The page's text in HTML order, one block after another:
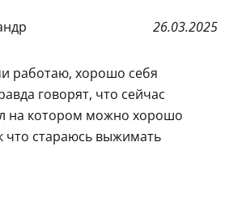
26.03.2025
работаю, хорошо себя
говорят, что сейчас
на котором можно хорошо
что стараюсь выжимать